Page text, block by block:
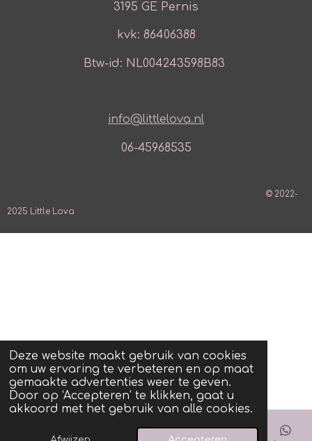
Deze website maakt gebruik van cookies
om uw ervaring te verbeteren en op maat
gemaakte advertenties weer te geven.
Door op ‘Accepteren’ te klikken, gaat u
akkoord met het gebruik van alle cookies.
3195 GE Pernis
kvk: 86406388
Btw-id: NL004243598B83
info@littlelova.nl
06-45968535
© 2022-
2025 Little Lova